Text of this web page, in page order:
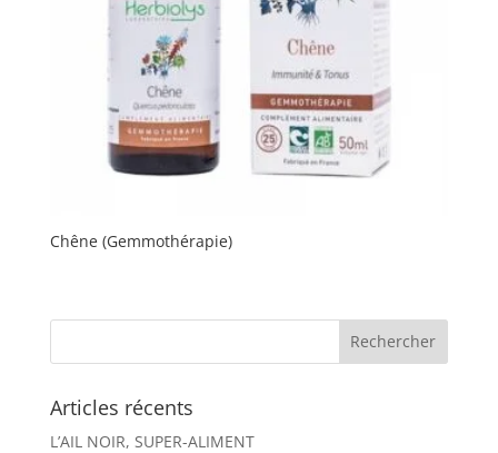
Chêne (Gemmothérapie)
Articles récents
L’AIL NOIR, SUPER-ALIMENT